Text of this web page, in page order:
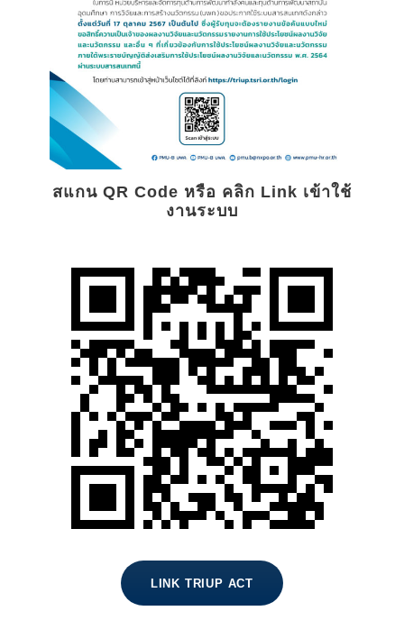
สแกน QR Code หรือ คลิก Link เข้าใช้
งานระบบ
LINK TRIUP ACT